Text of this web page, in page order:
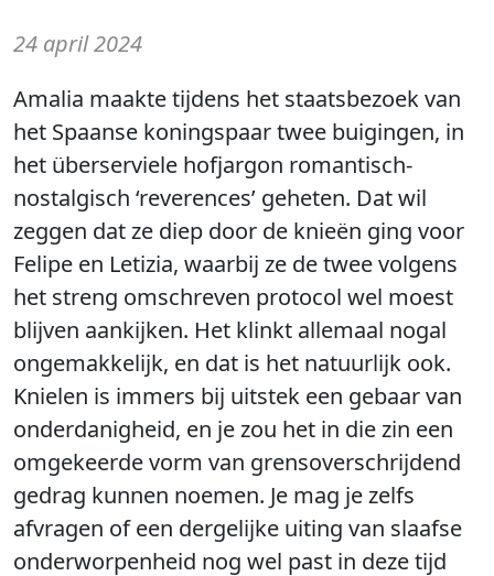
24 april 2024
Amalia maakte tijdens het staatsbezoek van
het Spaanse koningspaar twee buigingen, in
het überserviele hofjargon romantisch-
nostalgisch ‘reverences’ geheten. Dat wil
zeggen dat ze diep door de knieën ging voor
Felipe en Letizia, waarbij ze de twee volgens
het streng omschreven protocol wel moest
blijven aankijken. Het klinkt allemaal nogal
ongemakkelijk, en dat is het natuurlijk ook.
Knielen is immers bij uitstek een gebaar van
onderdanigheid, en je zou het in die zin een
omgekeerde vorm van grensoverschrijdend
gedrag kunnen noemen. Je mag je zelfs
afvragen of een dergelijke uiting van slaafse
onderworpenheid nog wel past in deze tijd